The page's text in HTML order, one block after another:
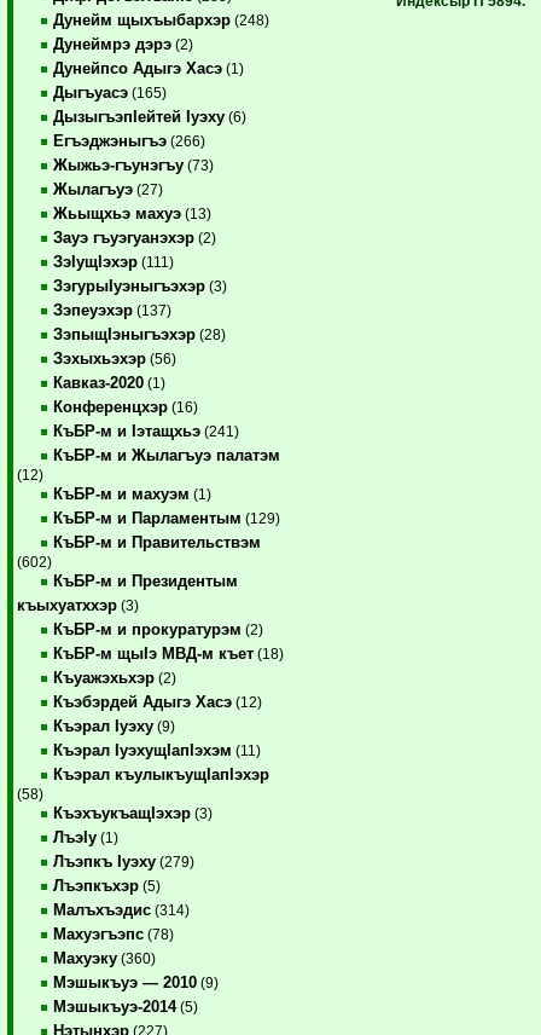
Дунейм щыхъыбархэр (248)
Дунеймрэ дэрэ (2)
Дунейпсо Адыгэ Хасэ (1)
Дыгъуасэ (165)
ДызыгъэпIейтей Iуэху (6)
Егъэджэныгъэ (266)
Жыжьэ-гъунэгъу (73)
Жылагъуэ (27)
Жьыщхьэ махуэ (13)
Зауэ гъуэгуанэхэр (2)
ЗэIущIэхэр (111)
ЗэгурыIуэныгъэхэр (3)
Зэпеуэхэр (137)
ЗэпыщIэныгъэхэр (28)
Зэхыхьэхэр (56)
Кавказ-2020 (1)
Конференцхэр (16)
КъБР-м и Iэтащхьэ (241)
КъБР-м и Жылагъуэ палатэм
(12)
КъБР-м и махуэм (1)
КъБР-м и Парламентым (129)
КъБР-м и Правительствэм
(602)
КъБР-м и Президентым
къыхуатххэр (3)
КъБР-м и прокуратурэм (2)
КъБР-м щыIэ МВД-м къет (18)
Къуажэхьхэр (2)
Къэбэрдей Адыгэ Хасэ (12)
Къэрал Iуэху (9)
Къэрал IуэхущIапIэхэм (11)
Къэрал къулыкъущIапIэхэр
(58)
КъэхъукъащIэхэр (3)
ЛъэIу (1)
Лъэпкъ Iуэху (279)
Лъэпкъхэр (5)
Малъхъэдис (314)
Махуэгъэпс (78)
Махуэку (360)
Мэшыкъуэ — 2010 (9)
Мэшыкъуэ-2014(5)
Нэтынхэр (227)